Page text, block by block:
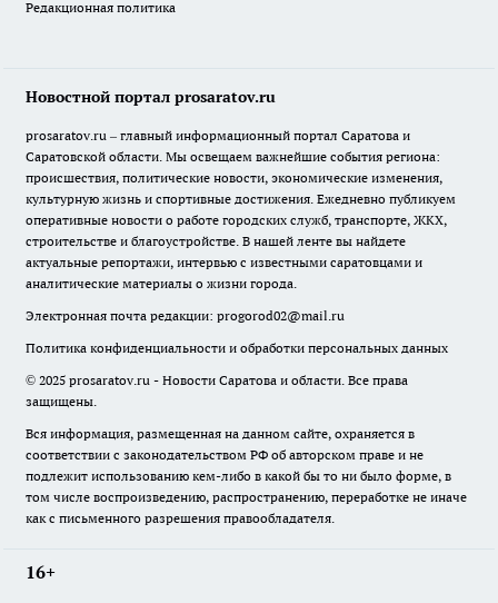
Редакционная политика
Новостной портал prosaratov.ru
prosaratov.ru – главный информационный портал Саратова и
Саратовской области. Мы освещаем важнейшие события региона:
происшествия, политические новости, экономические изменения,
культурную жизнь и спортивные достижения. Ежедневно публикуем
оперативные новости о работе городских служб, транспорте, ЖКХ,
строительстве и благоустройстве. В нашей ленте вы найдете
актуальные репортажи, интервью с известными саратовцами и
аналитические материалы о жизни города.
Электронная почта редакции: progorod02@mail.ru
Политика конфиденциальности и обработки персональных данных
© 2025 prosaratov.ru - Новости Саратова и области. Все права
защищены.
Вся информация, размещенная на данном сайте, охраняется в
соответствии с законодательством РФ об авторском праве и не
подлежит использованию кем-либо в какой бы то ни было форме, в
том числе воспроизведению, распространению, переработке не иначе
как с письменного разрешения правообладателя.
16+